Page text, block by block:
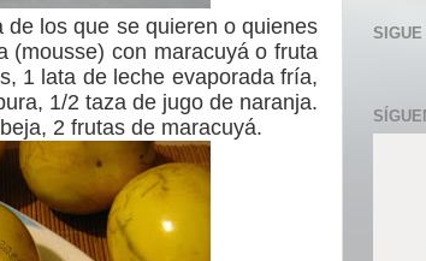
los que se quieren o quienes
(mousse) con maracuyá o fruta
1 lata de leche evaporada fría,
1/2 taza de jugo de naranja.
2 frutas de maracuyá.